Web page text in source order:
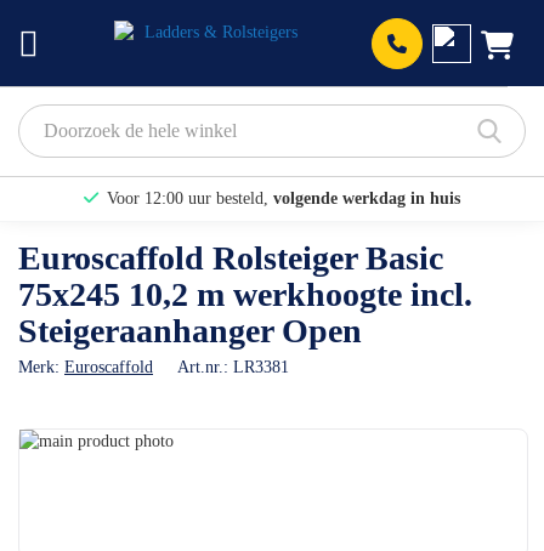
Voor 12:00 uur besteld, volgende werkdag in huis
Bekijk hier onze Actiepagina
Binnen 1 dag eengratis offerte
Euroscaffold Rolsteiger Basic
75x245 10,2 m werkhoogte incl.
Steigeraanhanger Open
Merk: Euroscaffold Art.nr.: LR3381
Ga